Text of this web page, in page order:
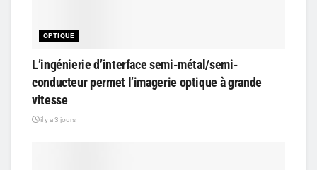
OPTIQUE
L’ingénierie d’interface semi-métal/semi-
conducteur permet l’imagerie optique à grande
vitesse
il y a 3 jours